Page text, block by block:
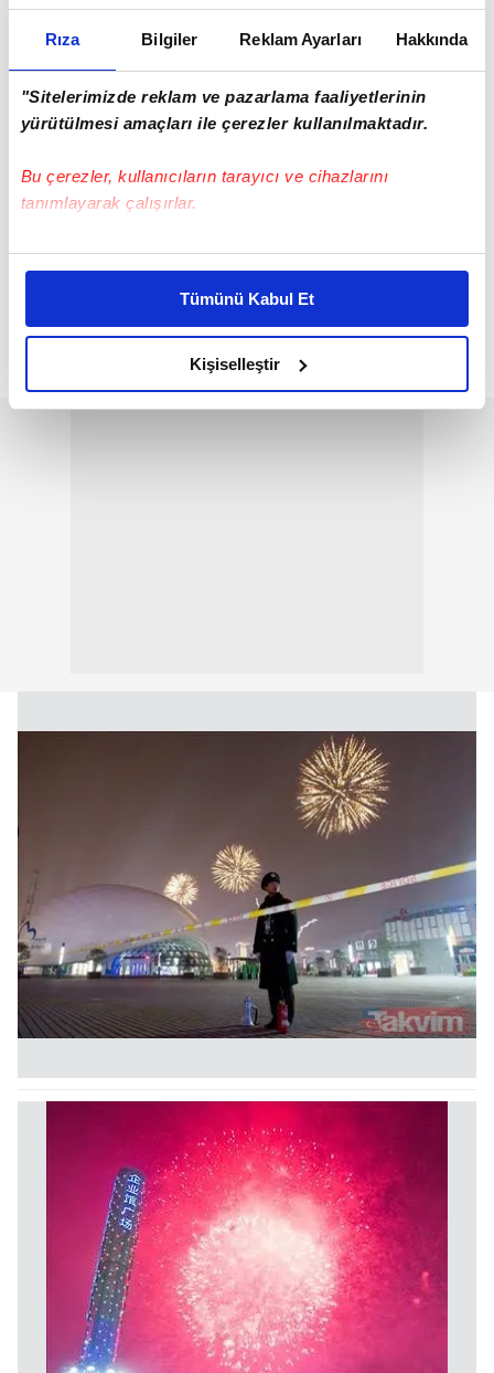
Rıza Bilgiler Reklam Ayarları Hakkında
"Sitelerimizde reklam ve pazarlama faaliyetlerinin
yürütülmesi amaçları ile çerezler kullanılmaktadır.
Bu çerezler, kullanıcıların tarayıcı ve cihazlarını
tanımlayarak çalışırlar.
Bu çerezlere izin vermeniz halinde sizlere özel
daha iyi reklam deneyimi yaşatabiliriz. Bunu yaparken
amacımızın size daha iyi bir reklam deneyimi sunmak
olduğunu ve sizlere en iyi içerikleri sunabilmek adına
elimizden gelen çabayı gösterdiğimizi ve bu noktada,
reklamların maliyetlerimizi karşılamak noktasında tek gelir
kullanılmaktadır. Diğer çerezler, sitemizin daha işlevsel
kılınması ve kişiselleştirilmesi ve sizlere yönelik
reklam/pazarlama faaliyetlerinin yapılması, amaçlarıyla
sınırlı olarak açık rızanız dahilinde kullanılacaktır.
Çerezlere ilişkin tercihlerinizi aşağıda yer alan panel
vasıtasıyla belirleyebilirsiniz. Çerezlere ilişkin detaylı bilgi
için Ayarlar butonuna tıklayabilir,Çerez Bilgilendirme
Metnimiziziyaret edebilirsiniz.
6698 sayılı Kişisel Verilerin Korunması Kanunu uyarınca
hazırlanmış Aydınlatma Metnimizi okumak ve sitemizde
almak için lütfentıklayınız.
Tümünü Kabul Et
Kişiselleştir